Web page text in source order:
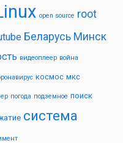
open source root
Беларусь Минск
видеоплеер война
космос мкс
погода подземное поиск
система